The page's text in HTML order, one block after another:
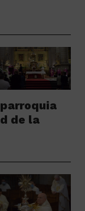
de la